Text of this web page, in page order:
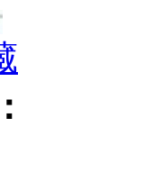
美貌空姐亮相
视台开始报道奥运